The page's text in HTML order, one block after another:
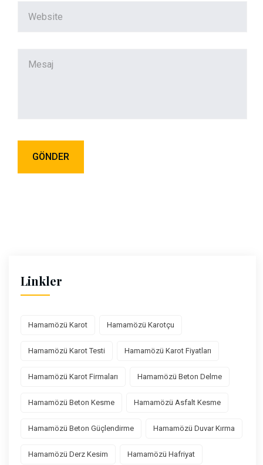
Linkler
Hamamözü Karot Hamamözü Karotçu
Hamamözü Karot Testi Hamamözü Karot Fiyatları
Hamamözü Karot Firmaları Hamamözü Beton Delme
Hamamözü Beton Kesme Hamamözü Asfalt Kesme
Hamamözü Beton Güçlendirme Hamamözü Duvar Kırma
Hamamözü Derz Kesim Hamamözü Hafriyat